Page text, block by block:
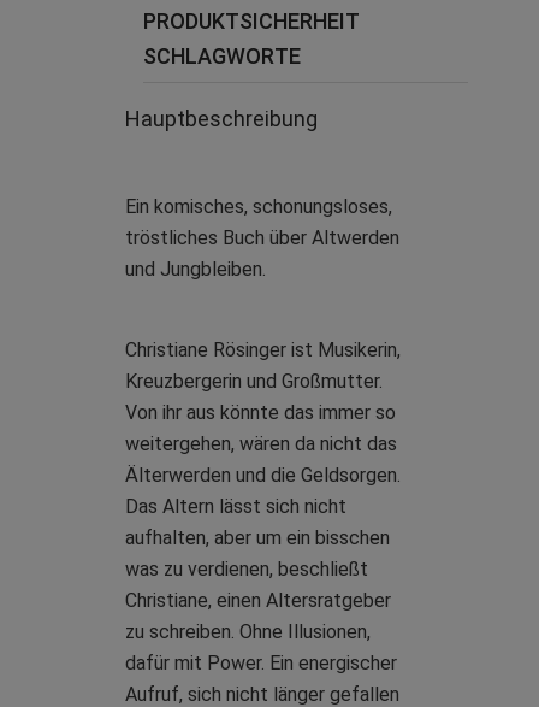
PRODUKTSICHERHEIT
SCHLAGWORTE
Hauptbeschreibung
Ein komisches, schonungsloses,
tröstliches Buch über Altwerden
und Jungbleiben.
Christiane Rösinger ist Musikerin,
Kreuzbergerin und Großmutter.
Von ihr aus könnte das immer so
weitergehen, wären da nicht das
Älterwerden und die Geldsorgen.
Das Altern lässt sich nicht
aufhalten, aber um ein bisschen
was zu verdienen, beschließt
Christiane, einen Altersratgeber
zu schreiben. Ohne Illusionen,
dafür mit Power. Ein energischer
Aufruf, sich nicht länger gefallen